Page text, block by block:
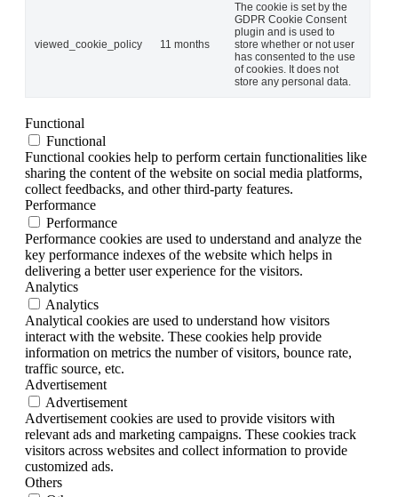
viewed_cookie_policy 11 months
The cookie is set by the
GDPR Cookie Consent
plugin and is used to
store whether or not user
has consented to the use
of cookies. It does not
store any personal data.
Functional
Functional
Functional cookies help to perform certain functionalities like
sharing the content of the website on social media platforms,
collect feedbacks, and other third-party features.
Performance
Performance
Performance cookies are used to understand and analyze the
key performance indexes of the website which helps in
delivering a better user experience for the visitors.
Analytics
Analytics
Analytical cookies are used to understand how visitors
interact with the website. These cookies help provide
information on metrics the number of visitors, bounce rate,
traffic source, etc.
Advertisement
Advertisement
Advertisement cookies are used to provide visitors with
relevant ads and marketing campaigns. These cookies track
visitors across websites and collect information to provide
customized ads.
Others